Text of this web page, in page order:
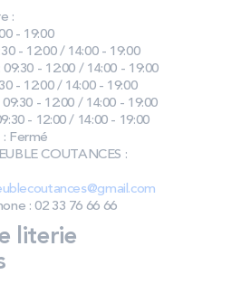
:
- 19:00
- 12:00 / 14:00 - 19:00
- 12:00 / 14:00 - 19:00
- 12:00 / 14:00 - 19:00
- 12:00 / 14:00 - 19:00
- 12:00 / 14:00 - 19:00
: Fermé
COUTANCES :
: 02 33 76 66 66
literie